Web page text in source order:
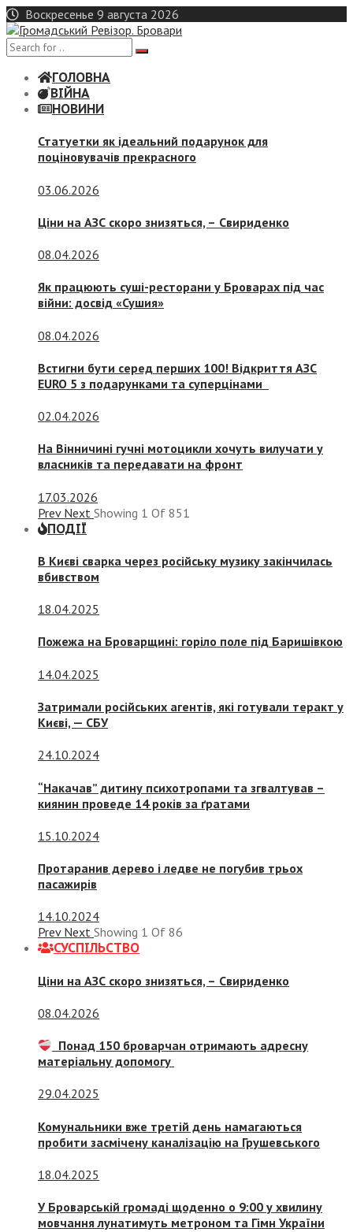
Skip
to
content
Воскресенье 9 августа 2026
ГОЛОВНА
ВІЙНА
НОВИНИ
Статуетки як ідеальний подарунок для
поціновувачів прекрасного
03.06.2026
Ціни на АЗС скоро знизяться, – Свириденко
08.04.2026
Як працюють суші-ресторани у Броварах під час
війни: досвід «Сушия»
08.04.2026
Встигни бути серед перших 100! Відкриття АЗС
EURO 5 з подарунками та суперцінами
02.04.2026
На Вінничині гучні мотоцикли хочуть вилучати у
власників та передавати на фронт
17.03.2026
Prev Next Showing 1 Of 851
ПОДІЇ
В Києві сварка через російську музику закінчилась
вбивством
18.04.2025
Пожежа на Броварщині: горіло поле під Баришівкою
14.04.2025
Затримали російських агентів, які готували теракт у
Києві, — СБУ
24.10.2024
“Накачав” дитину психотропами та згвалтував –
киянин проведе 14 років за ґратами
15.10.2024
Протаранив дерево і ледве не погубив трьох
пасажирів
14.10.2024
Prev Next Showing 1 Of 86
СУСПIЛЬСТВО
Ціни на АЗС скоро знизяться, – Свириденко
08.04.2026
Понад 150 броварчан отримають адресну
матеріальну допомогу
29.04.2025
Комунальники вже третій день намагаються
пробити засмічену каналізацію на Грушевського
18.04.2025
У Броварській громаді щоденно о 9:00 у хвилину
мовчання лунатимуть метроном та Гімн України